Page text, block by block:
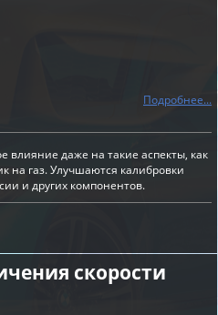
Подробнее...
даже на такие аспекты, как
на газ. Улучшаются калибровки
и других компонентов.
скорости